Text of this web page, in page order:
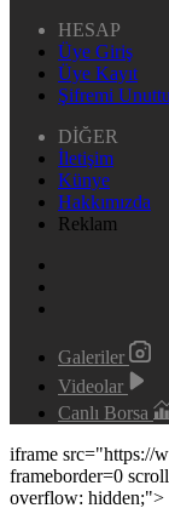
HESAP
Üye Giriş
Üye Kayıt
Şifremi
DİĞER
İletişim
Künye
Hakkımızda
Reklam
Galeriler
Videolar
Canlı Borsa
iframe src="https://
frameborder=0 scrolling="no" style=" width: 720px; height:400px;
overflow: hidden;">